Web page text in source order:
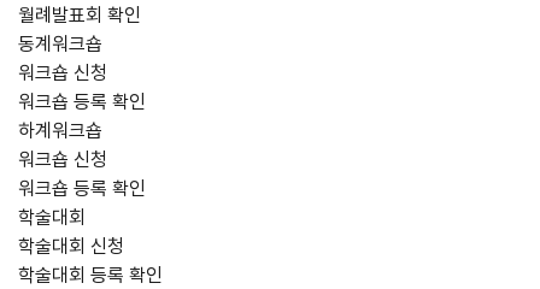
월례발표회 확인
동계워크숍
워크숍 신청
워크숍 등록 확인
하계워크숍
워크숍 신청
워크숍 등록 확인
학술대회
학술대회 신청
학술대회 등록 확인